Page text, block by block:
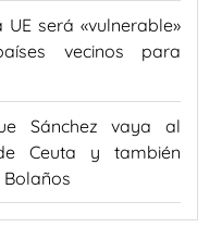
será «vulnerable»
vecinos para
Sánchez vaya al
Ceuta y también
Bolaños